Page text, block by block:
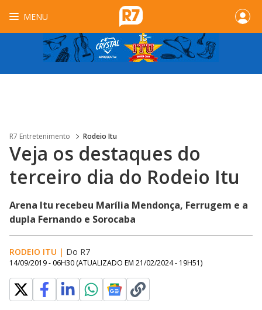
MENU
R7 Entretenimento Rodeio Itu
Veja os destaques do
terceiro dia do Rodeio Itu
Arena Itu recebeu Marília Mendonça, Ferrugem e a
dupla Fernando e Sorocaba
RODEIO ITU | Do R7
14/09/2019 - 06H30 (ATUALIZADO EM 21/02/2024 - 19H51)